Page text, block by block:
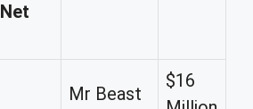
Net
Mr Beast
$16